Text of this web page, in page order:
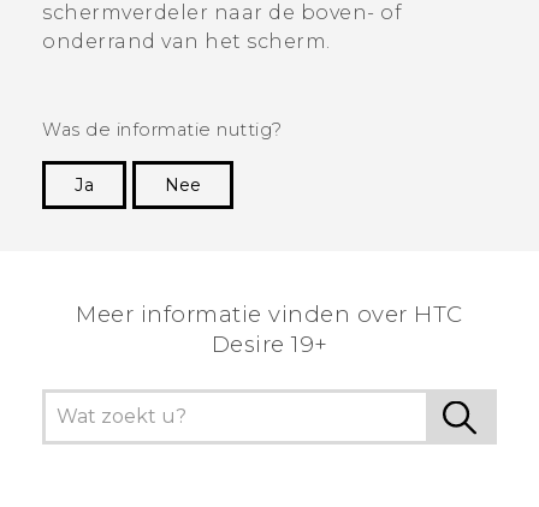
schermverdeler naar de boven- of
onderrand van het scherm.
Was de informatie nuttig?
Ja
Nee
Meer informatie vinden over ‎HTC
Desire 19+‎